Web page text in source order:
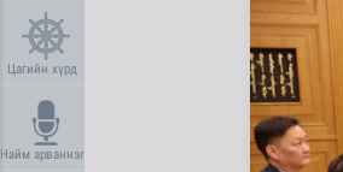
Цагийн хүрд
Найм арваннэг